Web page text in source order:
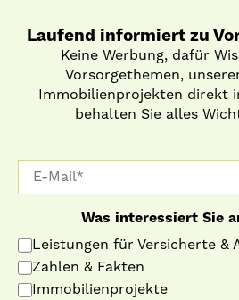
Laufend informiert zu
Keine Werbung, dafür
Vorsorgethemen,
Immobilienprojekten direkt
behalten Sie alles
Was interessiert Sie
Leistungen für Versicherte &
Zahlen & Fakten
Immobilienprojekte